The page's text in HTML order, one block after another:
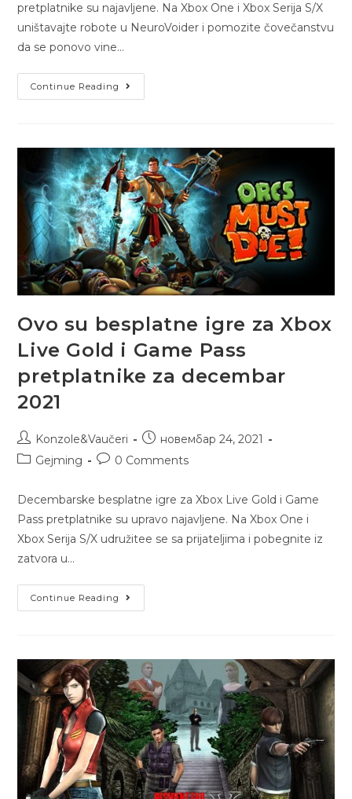
pretplatnike su najavljene. Na Xbox One i Xbox Serija S/X
uništavajte robote u NeuroVoider i pomozite čovečanstvu
da se ponovo vine…
Continue Reading
Ovo su besplatne igre za Xbox
Live Gold i Game Pass
pretplatnike za decembar
2021
Konzole&Vaučeri
новембар 24, 2021
Gejming
0 Comments
Decembarske besplatne igre za Xbox Live Gold i Game
Pass pretplatnike su upravo najavljene. Na Xbox One i
Xbox Serija S/X udružitee se sa prijateljima i pobegnite iz
zatvora u…
Continue Reading